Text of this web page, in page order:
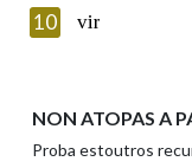
Introduce o código
Texto de
10 vir
NON ATOPAS A
Proba estoutros